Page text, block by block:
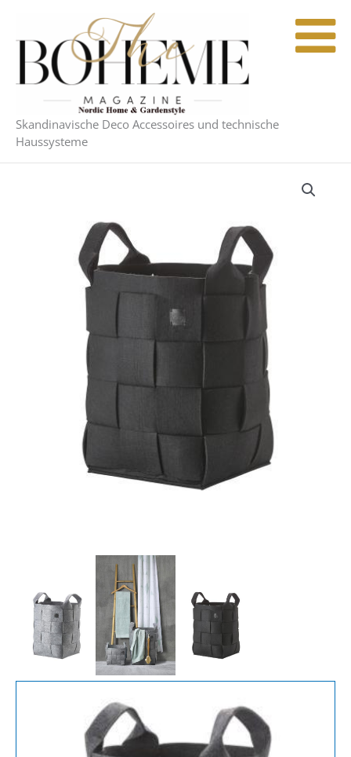
springen
Skandinavische Deco Accessoires und technische
Haussysteme